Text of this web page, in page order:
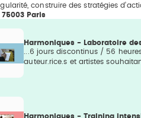
construire des stratégies
75003 Paris
Harmoniques - Laboratoire
...6 jours discontinus / 56
auteur.rice.s et artistes
Harmoniques - Training